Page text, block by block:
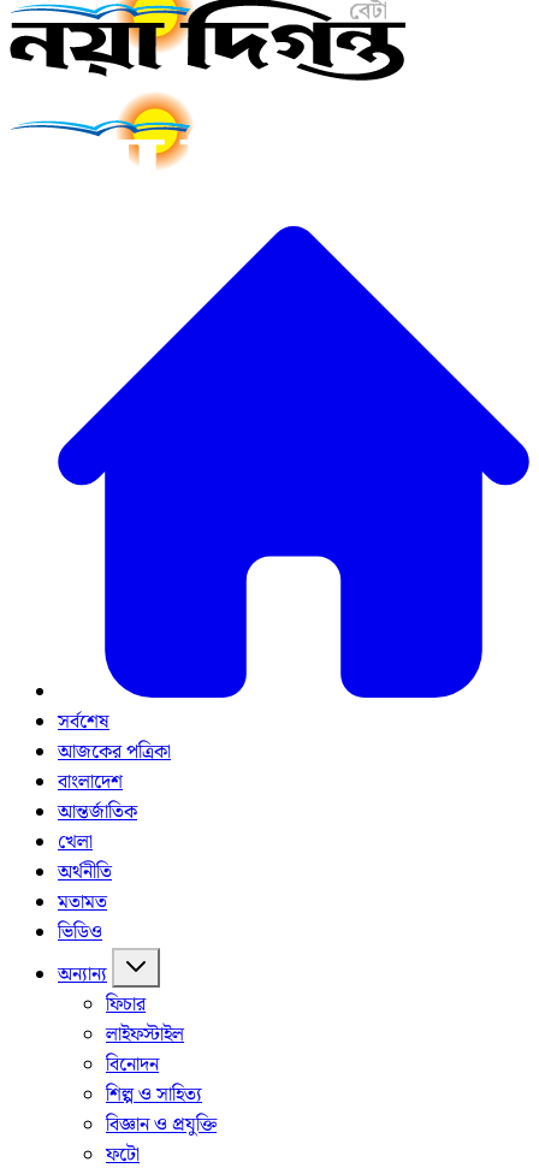
সর্বশেষ
আজকের পত্রিকা
বাংলাদেশ
আন্তর্জাতিক
খেলা
অর্থনীতি
মতামত
ভিডিও
অন্যান্য
ফিচার
লাইফস্টাইল
বিনোদন
শিল্প ও সাহিত্য
বিজ্ঞান ও প্রযুক্তি
ফটো